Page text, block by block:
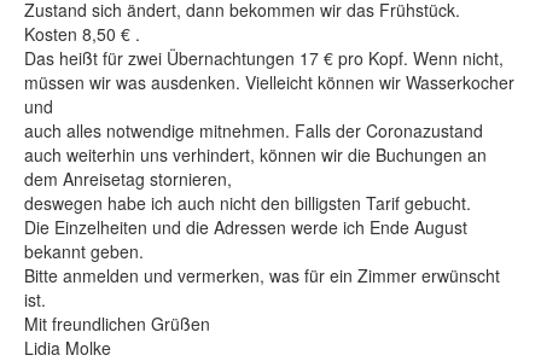
Zustand sich ändert, dann bekommen wir das Frühstück.
Kosten 8,50 € .
Das heißt für zwei Übernachtungen 17 € pro Kopf. Wenn nicht,
müssen wir was ausdenken. Vielleicht können wir Wasserkocher
und
auch alles notwendige mitnehmen. Falls der Coronazustand
auch weiterhin uns verhindert, können wir die Buchungen an
dem Anreisetag stornieren,
deswegen habe ich auch nicht den billigsten Tarif gebucht.
Die Einzelheiten und die Adressen werde ich Ende August
bekannt geben.
Bitte anmelden und vermerken, was für ein Zimmer erwünscht
ist.
Mit freundlichen Grüßen
Lidia Molke